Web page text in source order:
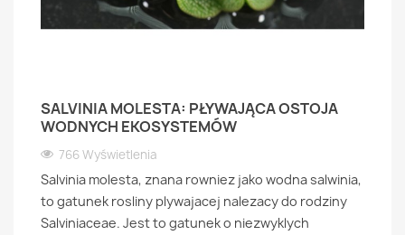
SALVINIA MOLESTA: PŁYWAJĄCA OSTOJA
WODNYCH EKOSYSTEMÓW
766 Wyświetlenia
Salvinia molesta, znana rowniez jako wodna salwinia,
to gatunek rosliny plywajacej nalezacy do rodziny
Salviniaceae. Jest to gatunek o niezwyklych